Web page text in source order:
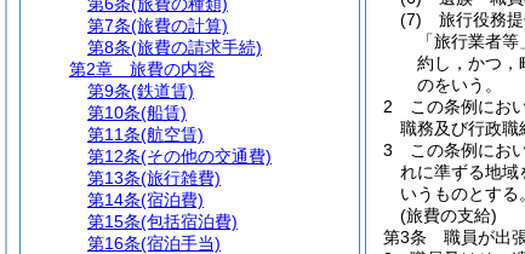
(7)
旅行役務
「旅行業者
約し，かつ，
のをいう。
2
この条例にお
職務及び行政職
3
この条例にお
れに準ずる地域
いうものとする。
(旅費の支給)
第3条
職員が出
第7条(旅費の計算)
第8条(旅費の請求手続)
第2章
旅費の内容
第9条(鉄道賃)
第10条(船賃)
第11条(航空賃)
第12条(その他の交通費)
第13条(旅行雑費)
第14条(宿泊費)
第15条(包括宿泊費)
第16条(宿泊手当)